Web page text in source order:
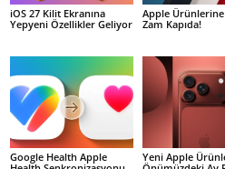
iOS 27 Kilit Ekranına
Yepyeni Özellikler Geliyor
Apple
Zam Kapıda!
Google Health Apple
Yeni Apple